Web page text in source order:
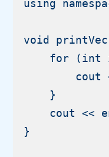
using
void
for (int
cout
    }
cout <<
}